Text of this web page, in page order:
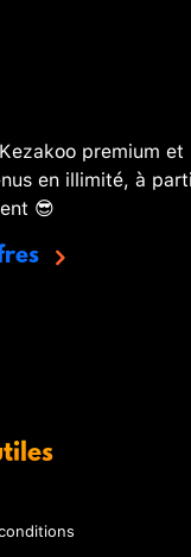
premium
en illimité, à
😎